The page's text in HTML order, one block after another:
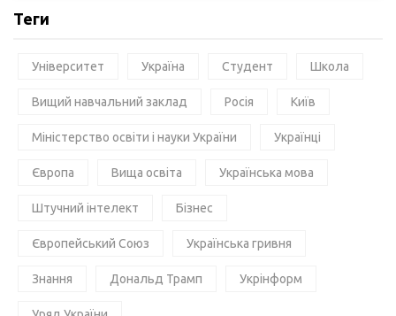
Теги
Університет Україна Студент Школа
Вищий навчальний заклад Росія Київ
Міністерство освіти і науки України Українці
Європа Вища освіта Українська мова
Штучний інтелект Бізнес
Європейський Союз Українська гривня
Знання Дональд Трамп Укрінформ